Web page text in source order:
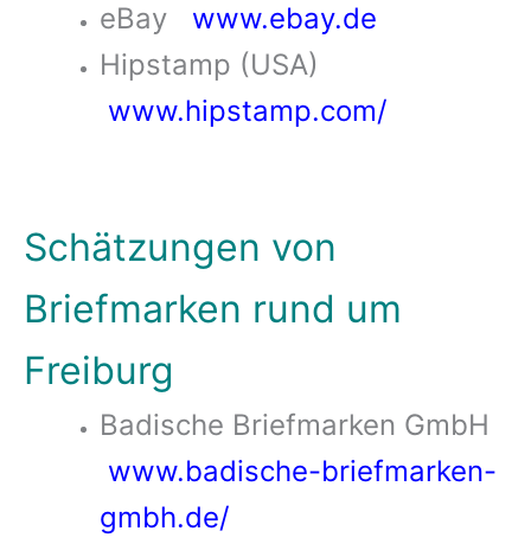
eBay www.ebay.de
Hipstamp (USA)
www.hipstamp.com/
Schätzungen von
Briefmarken rund um
Freiburg
Badische Briefmarken GmbH
www.badische-briefmarken-
gmbh.de/